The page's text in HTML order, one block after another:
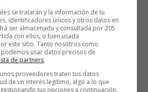
se tratarán y la información de tu
identificadores únicos y otros datos en
ser almacenada y consultada por 205
con ellos, o bien usada
este sitio. Tanto nosotros como
usar datos precisos de
de partners.
proveedores traten tus datos
de un interés legítimo, algo a lo que
tus opciones a continuación.